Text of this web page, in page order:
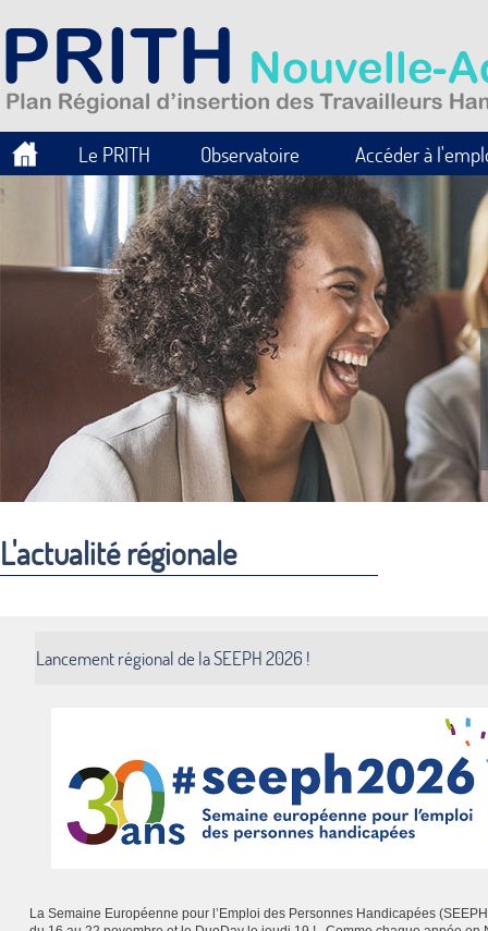
Le PRITH Observatoire Accéder à
L'actualité régionale
Lancement régional de la SEEPH 2026 !
La Semaine Européenne pour l’Emploi des Personnes Handicapées